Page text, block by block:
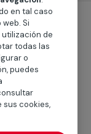
que
a la hora
en tu
en tal caso
Si
de
todas las
o
puedes
sus cookies,